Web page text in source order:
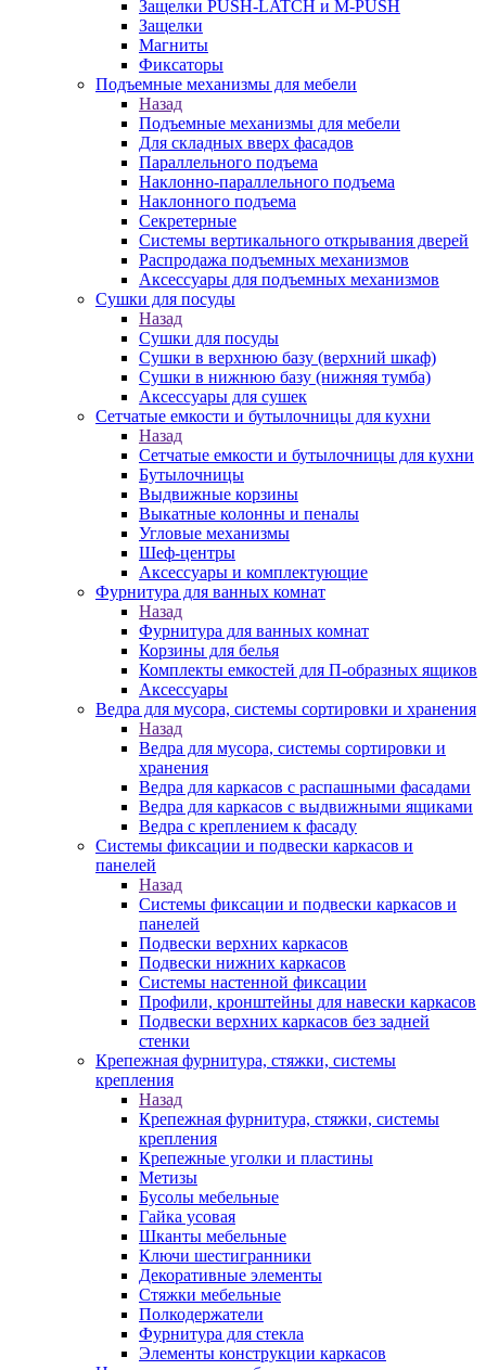
Защелки PUSH-LATCH и M-PUSH
Защелки
Магниты
Фиксаторы
Подъемные механизмы для мебели
Назад
Подъемные механизмы для мебели
Для складных вверх фасадов
Параллельного подъема
Наклонно-параллельного подъема
Наклонного подъема
Секретерные
Системы вертикального открывания дверей
Распродажа подъемных механизмов
Аксессуары для подъемных механизмов
Сушки для посуды
Назад
Сушки для посуды
Сушки в верхнюю базу (верхний шкаф)
Сушки в нижнюю базу (нижняя тумба)
Аксессуары для сушек
Сетчатые емкости и бутылочницы для кухни
Назад
Сетчатые емкости и бутылочницы для кухни
Бутылочницы
Выдвижные корзины
Выкатные колонны и пеналы
Угловые механизмы
Шеф-центры
Аксессуары и комплектующие
Фурнитура для ванных комнат
Назад
Фурнитура для ванных комнат
Корзины для белья
Комплекты емкостей для П-образных ящиков
Аксессуары
Ведра для мусора, системы сортировки и хранения
Назад
Ведра для мусора, системы сортировки и
хранения
Ведра для каркасов с распашными фасадами
Ведра для каркасов с выдвижными ящиками
Ведра с креплением к фасаду
Системы фиксации и подвески каркасов и
панелей
Назад
Системы фиксации и подвески каркасов и
панелей
Подвески верхних каркасов
Подвески нижних каркасов
Системы настенной фиксации
Профили, кронштейны для навески каркасов
Подвески верхних каркасов без задней
стенки
Крепежная фурнитура, стяжки, системы
крепления
Назад
Крепежная фурнитура, стяжки, системы
крепления
Крепежные уголки и пластины
Метизы
Бусолы мебельные
Гайка усовая
Шканты мебельные
Ключи шестигранники
Декоративные элементы
Стяжки мебельные
Полкодержатели
Фурнитура для стекла
Элементы конструкции каркасов